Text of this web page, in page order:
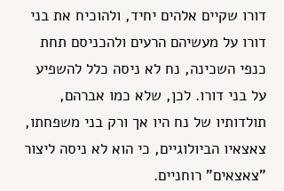
דורו שקיים אלהים יחיד, ולהוכיח את בני
דורו על מעשיהם הרעים ולהכניסם תחת
כנפי השכינה, נח לא ניסה כלל להשפיע
על בני דורו. לכן, שלא כמו אברהם,
תולדותיו של נח היו אך ורק בני משפחתו,
צאצאיו הביולוגיים, כי הוא לא ניסה ליצור
"צאצאים" רוחניים.